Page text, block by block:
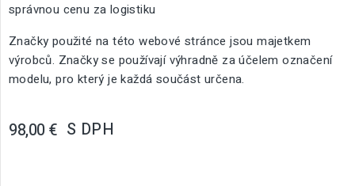
správnou cenu za logistiku
Značky použité na této webové stránce jsou majetkem
výrobců. Značky se používají výhradně za účelem označení
modelu, pro který je každá součást určena.
98,00 € S DPH